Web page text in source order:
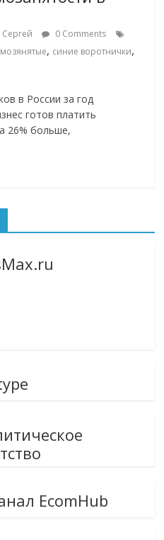
0 Comments
, синие воротнички,
в России за год
готов платить
26% больше,
EcomHub